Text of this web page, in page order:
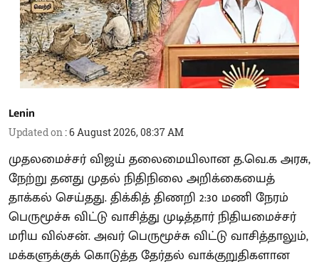
Lenin
Updated on :6 August 2026, 08:37 AM
முதலமைச்சர் விஜய் தலைமையிலான த.வெ.க அரசு,
நேற்று தனது முதல் நிதிநிலை அறிக்கையைத்
தாக்கல் செய்தது. திக்கித் திணறி 2:30 மணி நேரம்
பெருமூச்சு விட்டு வாசித்து முடித்தார் நிதியமைச்சர்
மரிய வில்சன். அவர் பெருமூச்சு விட்டு வாசித்தாலும்,
மக்களுக்குக் கொடுத்த தேர்தல் வாக்குறுதிகளான